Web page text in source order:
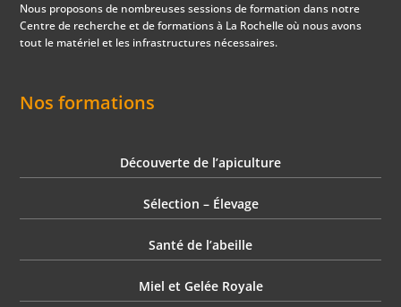
Nous proposons de nombreuses sessions de formation dans notre
Centre de recherche et de formations à La Rochelle où nous avons
tout le matériel et les infrastructures nécessaires.
Nos formations
Découverte de l’apiculture
Sélection – Élevage
Santé de l’abeille
Miel et Gelée Royale